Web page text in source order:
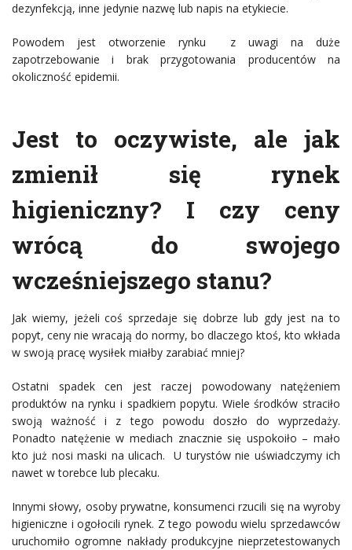
dezynfekcją, inne jedynie nazwę lub napis na etykiecie.
Powodem jest otworzenie rynku z uwagi na duże
zapotrzebowanie i brak przygotowania producentów na
okoliczność epidemii.
Jest to oczywiste, ale jak
zmienił się rynek
higieniczny? I czy ceny
wrócą do swojego
wcześniejszego stanu?
Jak wiemy, jeżeli coś sprzedaje się dobrze lub gdy jest na to
popyt, ceny nie wracają do normy, bo dlaczego ktoś, kto wkłada
w swoją pracę wysiłek miałby zarabiać mniej?
Ostatni spadek cen jest raczej powodowany natężeniem
produktów na rynku i spadkiem popytu. Wiele środków straciło
swoją ważność i z tego powodu doszło do wyprzedaży.
Ponadto natężenie w mediach znacznie się uspokoiło – mało
kto już nosi maski na ulicach. U turystów nie uświadczymy ich
nawet w torebce lub plecaku.
Innymi słowy, osoby prywatne, konsumenci rzucili się na wyroby
higieniczne i ogołocili rynek. Z tego powodu wielu sprzedawców
uruchomiło ogromne nakłady produkcyjne nieprzetestowanych